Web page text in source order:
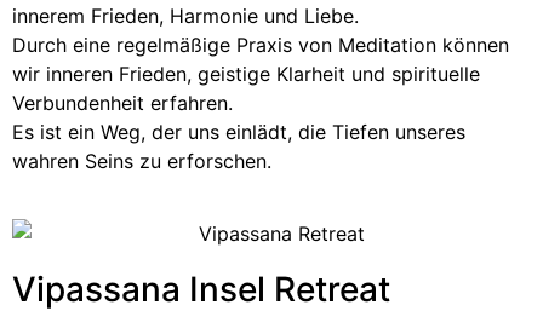
innerem Frieden, Harmonie und Liebe.
Durch eine regelmäßige Praxis von Meditation können
wir inneren Frieden, geistige Klarheit und spirituelle
Verbundenheit erfahren.
Es ist ein Weg, der uns einlädt, die Tiefen unseres
wahren Seins zu erforschen.
Vipassana Insel Retreat